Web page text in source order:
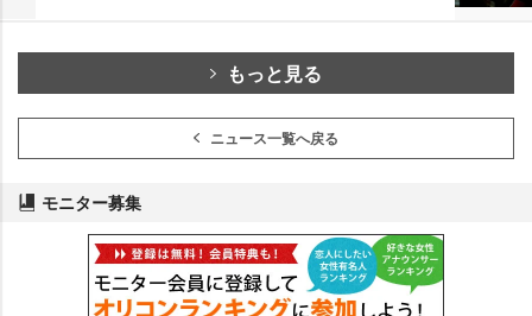
もっと見る
ニュース一覧へ戻る
モニター募集